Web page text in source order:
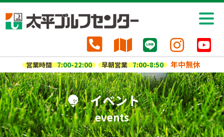
営業時間 7:00-22:00 早朝営業 7:00-8:50 年中無休
イベント
events